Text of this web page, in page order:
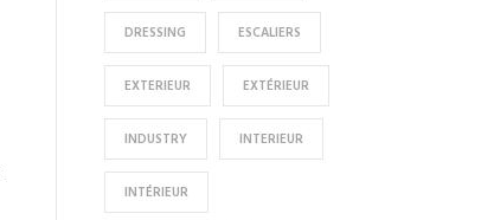
DRESSING ESCALIERS
EXTERIEUR EXTÉRIEUR
INDUSTRY INTERIEUR
INTÉRIEUR